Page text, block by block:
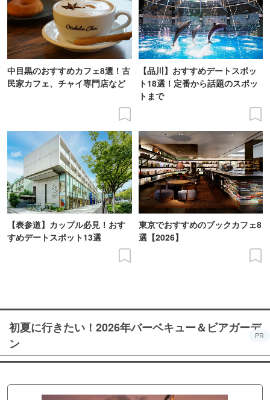
中目黒のおすすめカフェ8選！古
民家カフェ、チャイ専門店など
【品川】おすすめデートスポッ
ト18選！定番から話題のスポッ
トまで
【表参道】カップル必見！おす
すめデートスポット13選
東京でおすすめのブックカフェ8
選【2026】
初夏に行きたい！2026年バーベキュー＆ビアガーデ
ン
PR